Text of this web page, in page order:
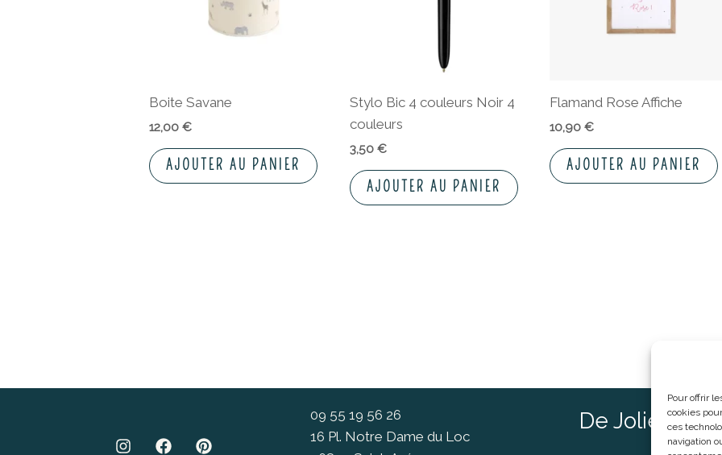
Pour offrir
cookies
ces
navigation
Boite Savane
12,00€
AJOUTER AU PANIER
Stylo Bic 4 couleurs Noir 4
couleurs
3,50 €
AJOUTER AU PANIER
Flamand Rose Affiche
10,90 €
AJOUTER AU PANIER
09 55 19 56 26
16 Pl. Notre Dame du Loc
De Jolies